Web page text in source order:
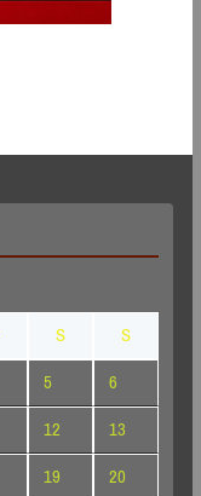
S
S
5
6
12
13
19
20